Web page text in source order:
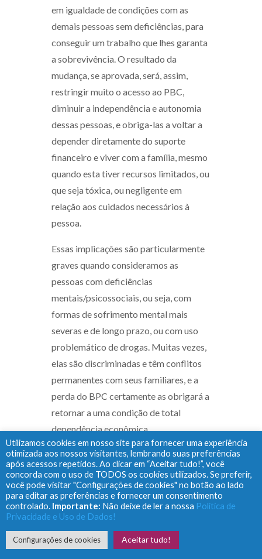
em igualdade de condições com as
demais pessoas sem deficiências, para
conseguir um trabalho que lhes garanta
a sobrevivência. O resultado da
mudança, se aprovada, será, assim,
restringir muito o acesso ao PBC,
diminuir a independência e autonomia
dessas pessoas, e obriga-las a voltar a
depender diretamente do suporte
financeiro e viver com a família, mesmo
quando esta tiver recursos limitados, ou
que seja tóxica, ou negligente em
relação aos cuidados necessários à
pessoa.
Essas implicações são particularmente
graves quando consideramos as
pessoas com deficiências
mentais/psicossociais, ou seja, com
formas de sofrimento mental mais
severas e de longo prazo, ou com uso
problemático de drogas. Muitas vezes,
elas são discriminadas e têm conflitos
permanentes com seus familiares, e a
perda do BPC certamente as obrigará a
retornar a uma condição de total
dependência econômica,
desvalorização social e retorno à casa
da família, com deterioração da
qualidade de vida e da condição mental.
Além disso, muitas das pessoas usuárias
de nossa rede de atenção psicossocial
reabilitação, têm plena capacidade de
Utilizamos cookies em nosso site para fornecer uma experiência
otimizada aos nossos visitantes, lembrando suas preferências
após acessos repetidos. Ao clicar em “Aceitar tudo!”, você
concorda com o uso de TODOS os cookies utilizados. Se preferir,
você pode visitar "Configurações de cookies" no botão ao lado
para editar as preferências e fornecer um consentimento
controlado. Importante: Não deixe de ler a nossa Política de
Privacidade e Uso de Dados!
Configurações de cookies Aceitar tudo!